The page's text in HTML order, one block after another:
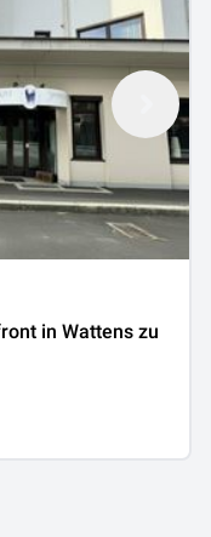
in Wattens zu